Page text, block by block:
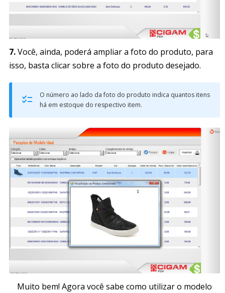
7.Você, ainda, poderá ampliar a foto do produto, para
isso, basta clicar sobre a foto do produto desejado.
O número ao lado da foto do produto indica quantos itens
há em estoque do respectivo item.
Muito bem! Agora você sabe como utilizar o modelo